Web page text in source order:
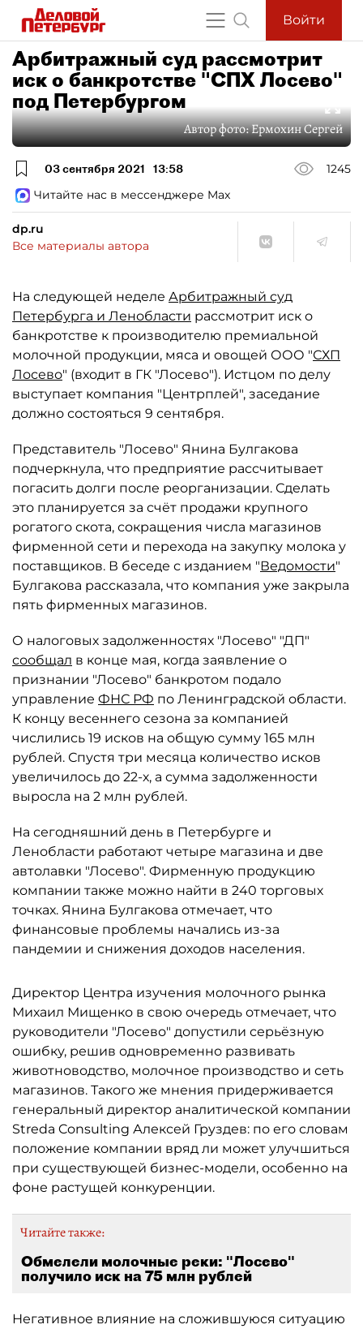
Войти
Арбитражный суд рассмотрит
иск о банкротстве "СПХ Лосево"
под Петербургом
Автор фото:Ермохин Сергей
03 сентября 2021 13:58
1245
Читайте нас в мессенджере Max
dp.ru
Все материалы автора
На следующей неделе Арбитражный суд
Петербурга и Ленобласти рассмотрит иск о
банкротстве к производителю премиальной
молочной продукции, мяса и овощей ООО "СХП
Лосево" (входит в ГК "Лосево"). Истцом по делу
выступает компания "Центрплей", заседание
должно состояться 9 сентября.
Представитель "Лосево" Янина Булгакова
подчеркнула, что предприятие рассчитывает
погасить долги после реорганизации. Сделать
это планируется за счёт продажи крупного
рогатого скота, сокращения числа магазинов
фирменной сети и перехода на закупку молока у
поставщиков. В беседе с изданием "Ведомости"
Булгакова рассказала, что компания уже закрыла
пять фирменных магазинов.
О налоговых задолженностях "Лосево" "ДП"
сообщал в конце мая, когда заявление о
признании "Лосево" банкротом подало
управление ФНС РФ по Ленинградской области.
К концу весеннего сезона за компанией
числились 19 исков на общую сумму 165 млн
рублей. Спустя три месяца количество исков
увеличилось до 22-х, а сумма задолженности
выросла на 2 млн рублей.
На сегодняшний день в Петербурге и
Ленобласти работают четыре магазина и две
автолавки "Лосево". Фирменную продукцию
компании также можно найти в 240 торговых
точках. Янина Булгакова отмечает, что
финансовые проблемы начались из-за
пандемии и снижения доходов населения.
Директор Центра изучения молочного рынка
Михаил Мищенко в свою очередь отмечает, что
руководители "Лосево" допустили серьёзную
ошибку, решив одновременно развивать
животноводство, молочное производство и сеть
магазинов. Такого же мнения придерживается
генеральный директор аналитической компании
Streda Consulting Алексей Груздев: по его словам
положение компании вряд ли может улучшиться
при существующей бизнес-модели, особенно на
фоне растущей конкуренции.
Читайте также:
Обмелели молочные реки: "Лосево"
получило иск на 75 млн рублей
Негативное влияние на сложившуюся ситуацию